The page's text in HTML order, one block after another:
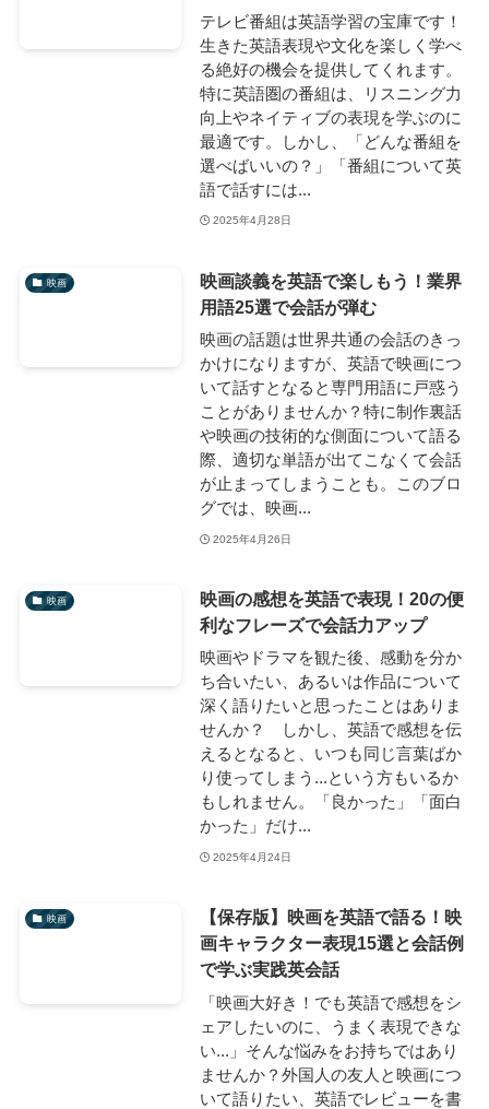
テレビ番組は英語学習の宝庫です！
生きた英語表現や文化を楽しく学べ
る絶好の機会を提供してくれます。
特に英語圏の番組は、リスニング力
向上やネイティブの表現を学ぶのに
最適です。しかし、「どんな番組を
選べばいいの？」「番組について英
語で話すには...
2025年4月28日
映画
映画談義を英語で楽しもう！業界
用語25選で会話が弾む
映画の話題は世界共通の会話のきっ
かけになりますが、英語で映画につ
いて話すとなると専門用語に戸惑う
ことがありませんか？特に制作裏話
や映画の技術的な側面について語る
際、適切な単語が出てこなくて会話
が止まってしまうことも。このブロ
グでは、映画...
2025年4月26日
映画
映画の感想を英語で表現！20の便
利なフレーズで会話力アップ
映画やドラマを観た後、感動を分か
ち合いたい、あるいは作品について
深く語りたいと思ったことはありま
せんか？ しかし、英語で感想を伝
えるとなると、いつも同じ言葉ばか
り使ってしまう...という方もいるか
もしれません。「良かった」「面白
かった」だけ...
2025年4月24日
映画
【保存版】映画を英語で語る！映
画キャラクター表現15選と会話例
で学ぶ実践英会話
「映画大好き！でも英語で感想をシ
ェアしたいのに、うまく表現できな
い...」そんな悩みをお持ちではあり
ませんか？外国人の友人と映画につ
いて語りたい、英語でレビューを書